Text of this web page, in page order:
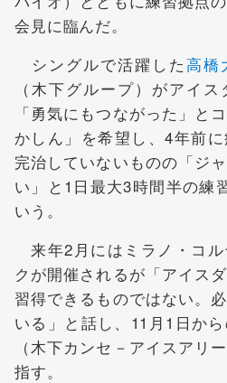
会見に臨んだ。
シングルで活躍した高橋
（木下グループ）がアイ
「勇気にもつながった」と
かしん」を希望し、4年前
完治していないものの「ジ
い」と1日最大3時間半の練
いう。
来年2月にはミラノ・コ
クが開催されるが「アイス
習得できるものではない。
いる」と話し、11月1日か
（木下カンセ－アイスアリ
指す。